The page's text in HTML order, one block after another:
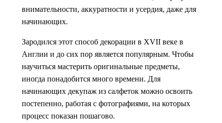
внимательности, аккуратности и усердия, даже для
начинающих.
Зародился этот способ декорации в XVII веке в
Англии и до сих пор является популярным. Чтобы
научиться мастерить оригинальные предметы,
иногда понадобится много времени. Для
начинающих декупаж из салфеток можно освоить
постепенно, работая с фотографиями, на которых
процесс показан пошагово.